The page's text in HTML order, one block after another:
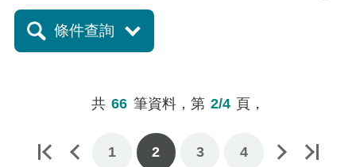
條件查詢
共 66 筆資料，第 2/4 頁，
1 2 3 4
下一頁最後一頁